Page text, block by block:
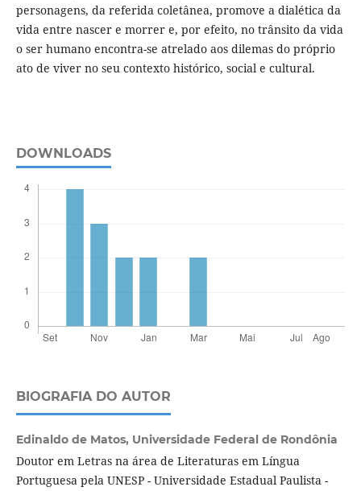
personagens, da referida coletânea, promove a dialética da
vida entre nascer e morrer e, por efeito, no trânsito da vida
o ser humano encontra-se atrelado aos dilemas do próprio
ato de viver no seu contexto histórico, social e cultural.
DOWNLOADS
BIOGRAFIA DO AUTOR
Edinaldo de Matos, Universidade Federal de Rondônia
Doutor em Letras na área de Literaturas em Língua
Portuguesa pela UNESP - Universidade Estadual Paulista -